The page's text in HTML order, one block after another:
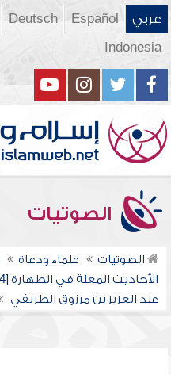
عربي Español
Deutsch
Indonesia
الصوتيات
الصوتيات علماء ودعاة
الأحاديث المعلة في الطهارة [14]
عبد العزيز بن مرزوق الطريفي